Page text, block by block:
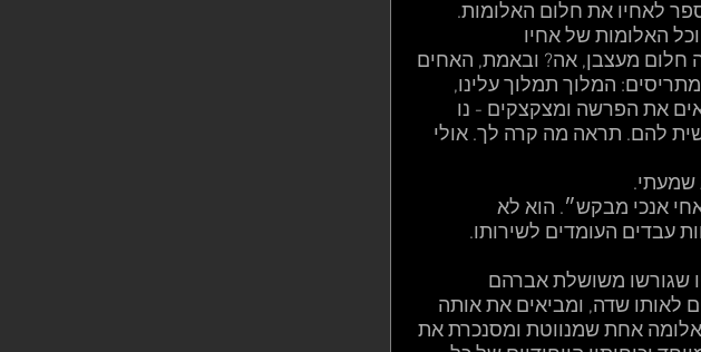
לאחיו את חלום האלומות.
האלומות של אחיו
חלום מעצבן, אה? ובאמת, האחים
המלוך תמלוך עלינו,
את הפרשה ומצקצקים - נו
להם. תראה מה קרה לך. אולי
שמעתי.
אנכי מבקש״. הוא לא
עבדים העומדים לשירותו.
שגורשו משושלת אברהם
לאותו שדה, ומביאים את אותה
אחת שמנווטת ומסנכרת את